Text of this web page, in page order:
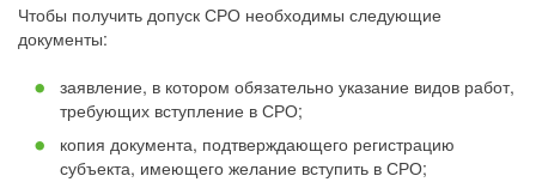
Чтобы получить допуск СРО необходимы следующие
документы:
заявление, в котором обязательно указание видов работ,
требующих вступление в СРО;
копия документа, подтверждающего регистрацию
субъекта, имеющего желание вступить в СРО;